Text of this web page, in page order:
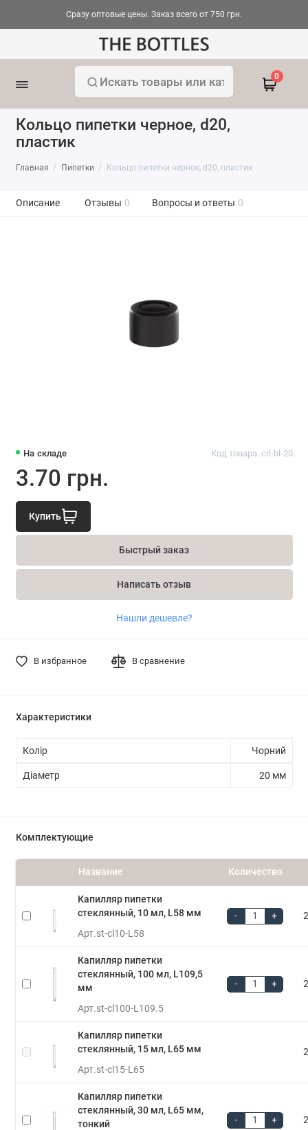
Сразу оптовые цены. Заказ всего от 750 грн.
0
Кольцо пипетки черное, d20,
пластик
Главная Пипетки Кольцо пипетки черное, d20, пластик
Описание Отзывы 0 Вопросы и ответы 0
На складе Код товара: crl-bl-20
3.70 грн.
Купить
Быстрый заказ
Написать отзыв
Нашли дешевле?
В избранное В сравнение
Характеристики
Колір Чорний
Діаметр 20 мм
Комплектующие
Название Количество
Капилляр пипетки
стеклянный, 10 мл, L58 мм
Арт.st-cl10-L58
- +
Капилляр пипетки
стеклянный, 100 мл, L109,5
мм
Арт.st-cl100-L109.5
- +
Капилляр пипетки
стеклянный, 15 мл, L65 мм
Арт.st-cl15-L65
Капилляр пипетки
стеклянный, 30 мл, L65 мм,
тонкий
- +